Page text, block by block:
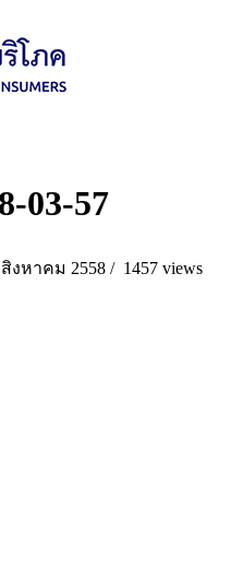
03-57
สิงหาคม 2558 / 1457 views